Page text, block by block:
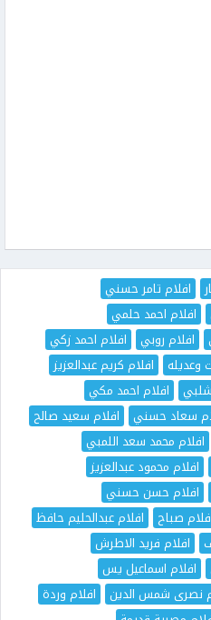
افلام تامر حسني
افلام احمد حلمي
افلام روبي
افلام احمد زكي
وعديله
افلام كريم عبدالعزيز
افلام احمد مكي
سعاد حسني
افلام سعيد صالح
افلام محمد سعد اللمبي
افلام محمود عبدالعزيز
افلام حسن حسني
صباح
افلام عبدالحليم حافظ
افلام فريد الاطرش
افلام اسماعيل يس
نصرى شمس الدين
افلام وردة